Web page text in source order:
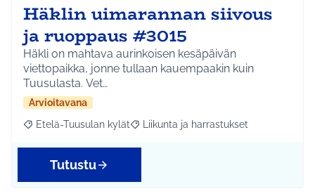
Häklin uimarannan siivous
ja ruoppaus #3015
Häkli on mahtava aurinkoisen kesäpäivän
viettopaikka, jonne tullaan kauempaakin kuin
Tuusulasta. Vet…
Arvioitavana
Rajaa tulokset aihepiirin mukaan: Etelä-Tuusulan kylät
Etelä-Tuusulan kylät Rajaa tulokset teeman mukaan:
Liikunta ja harrastukset
Tutustu